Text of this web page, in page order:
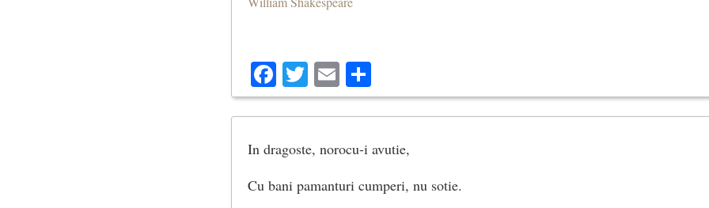
Facebook
Twitter
Email
In dragoste, norocu-i avutie,
Cu bani pamanturi cumperi, nu sotie.